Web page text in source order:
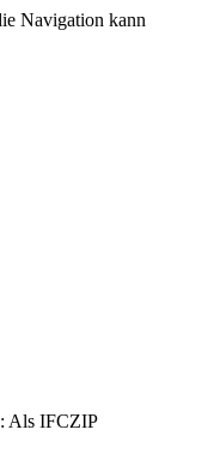
Navigation kann
Als IFCZIP